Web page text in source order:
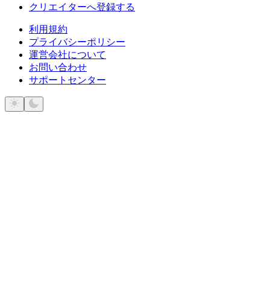
クリエイターへ登録する
利用規約
プライバシーポリシー
運営会社について
お問い合わせ
サポートセンター